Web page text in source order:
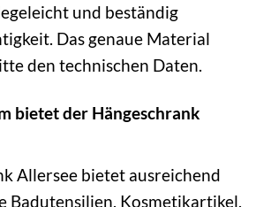
und beständig
Das genaue Material
den technischen Daten.
bietet der Hängeschrank
Allersee bietet ausreichend
Badutensilien, Kosmetikartikel,